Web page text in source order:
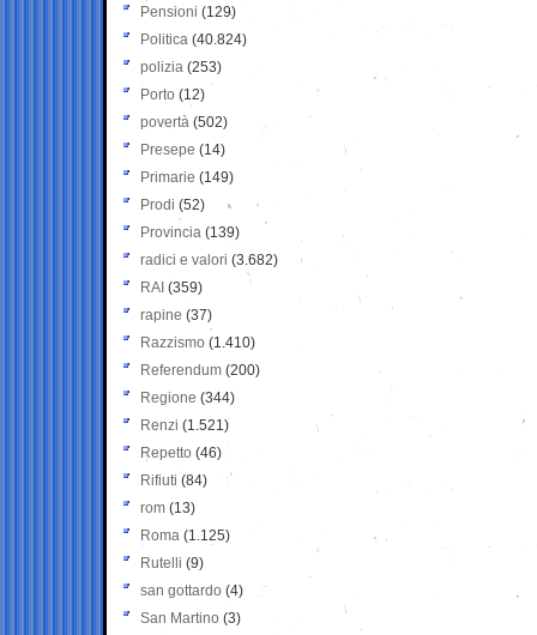
Pensioni (129)
Politica (40.824)
polizia (253)
Porto (12)
povertà (502)
Presepe (14)
Primarie (149)
Prodi (52)
Provincia (139)
radici e valori (3.682)
RAI (359)
rapine (37)
Razzismo (1.410)
Referendum (200)
Regione (344)
Renzi (1.521)
Repetto (46)
Rifiuti (84)
rom (13)
Roma (1.125)
Rutelli (9)
san gottardo (4)
San Martino (3)